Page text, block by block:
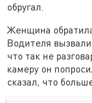
обругал.
Женщина
Водителя
что так не
камеру он
сказал, что